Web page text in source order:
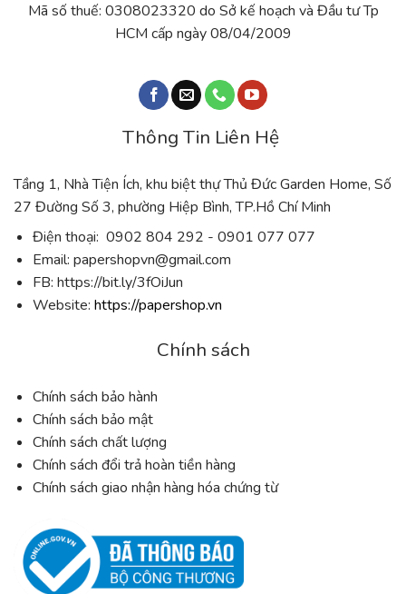
Mã số thuế: 0308023320 do Sở kế hoạch và Đầu tư Tp
HCM cấp ngày 08/04/2009
Thông Tin Liên Hệ
Tầng 1, Nhà Tiện Ích, khu biệt thự Thủ Đức Garden Home, Số
27 Đường Số 3, phường Hiệp Bình, TP.Hồ Chí Minh
Điện thoại: 0902 804 292 - 0901 077 077
Email: papershopvn@gmail.com
FB: https://bit.ly/3fOiJun
Website: https://papershop.vn
Chính sách
Chính sách bảo hành
Chính sách bảo mật
Chính sách chất lượng
Chính sách đổi trả hoàn tiền hàng
Chính sách giao nhận hàng hóa chứng từ